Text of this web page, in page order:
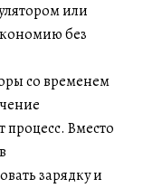
или
без
со временем
процесс. Вместо
зарядку и